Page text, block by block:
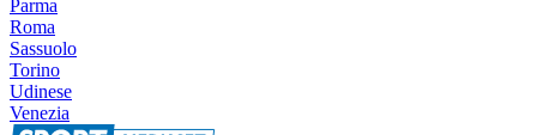
Parma
Roma
Sassuolo
Torino
Udinese
Venezia